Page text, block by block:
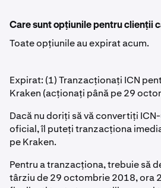
Care sunt opțiunile pentru clienții
Toate opțiunile au expirat acum.
Expirat: (1) Tranzacționați ICN
Kraken (acționați până pe 29
Dacă nu doriți să vă convertiți
oficial, îl puteți tranzacționa
pe Kraken.
Pentru a tranzacționa, trebuie să
târziu de 29 octombrie 2018, ora